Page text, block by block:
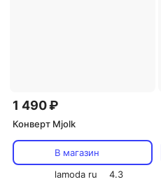
1 490 ₽
Конверт Mjolk
В магазин
lamoda ru
4.3